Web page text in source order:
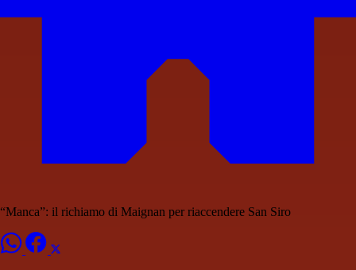
“Manca”: il richiamo di Maignan per riaccendere San Siro